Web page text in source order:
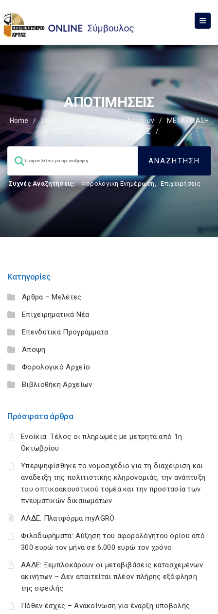
ΑΠΟΤΙΜΗΣΕΙΣ
Home / Σύμβουλος Βιβλιοθήκη Αρχείων /
ΜΕΤΑΒΙΒΑΣΗ
ΑΠΟΤΙΜΗΣΕΙΣ /
Συχνές Αναζητήσεις: Φορολογικη Ενημέρωση, Επιχειρήσεις
Κατηγορίες
Άρθρα – Μελέτες
Επιχειρηματικά Νέα
Επενδυτικά Προγράμματα
Άποψη
Φορολογικό Αρχείο
Βιβλιοθήκη Αρχείων
Πρόσφατα άρθρα
Ενοίκια: Τέλος οι πληρωμές με μετρητά από 1η
Οκτωβρίου
Υπερψηφίσθηκε το νομοσχέδιο για τη διαχείριση και
ανάδειξη της πολιτιστικής κληρονομιάς, την ανάπτυξη
του οπτικοακουστικού τομέα και την προστασία των
πνευματικών δικαιωμάτων
ΑΑΔΕ: Πλατφόρμα myAGRO
Φιλοδωρήματα: Αύξηση του αφορολόγητου ορίου από
300 ευρώ τον μήνα σε 6.000 ευρώ τον χρόνο
ΑΑΔΕ: Ξεμπλοκάρουν οι μεταβιβάσεις κατασχεμένων
ακινήτων – Δεν απαιτείται πλέον πλήρης εξόφληση
της οφειλής
Πόθεν έσχες – Ανακοίνωση για έναρξη υποβολής